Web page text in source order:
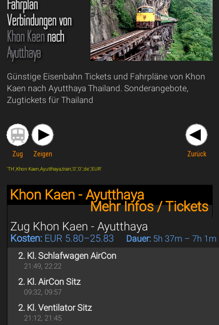
Fahrplan
Verbindungen von
Khon Kaennach
Ayutthaya
Günstige Eisenbahn Tickets und Fahrpläne von Khon
Kaen nach Ayutthaya Thailand. Sonderangebote,
Zugtickets für Thailand
Zug Zeigen Zurück
'TH',Khon Kaen,Ayutthaya,train,'0','0','de','EUR'
Khon Kaen - Ayutthaya
Mehr Infos / Tickets
Zug Khon Kaen - Ayutthaya
Kosten:EUR 5.80–25.83 Dauer:5h 37m – 7h 1m
2. Kl. Schlafwagen AirCon
21:49, 22:22
2. Kl. AirCon Sitz
09:32, 09:57
2. Kl. Ventilator Sitz
21:12, 21:45